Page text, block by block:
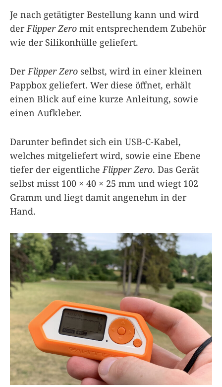
Je nach getätigter Bestellung kann und wird
derFlipper Zero mit entsprechendem Zubehör
wie der Silikonhülle geliefert.
DerFlipper Zero selbst, wird in einer kleinen
Pappbox geliefert. Wer diese öffnet, erhält
einen Blick auf eine kurze Anleitung, sowie
einen Aufkleber.
Darunter befindet sich ein USB-C-Kabel,
welches mitgeliefert wird, sowie eine Ebene
tiefer der eigentlicheFlipper Zero. Das Gerät
selbst misst 100 × 40 × 25 mm und wiegt 102
Gramm und liegt damit angenehm in der
Hand.